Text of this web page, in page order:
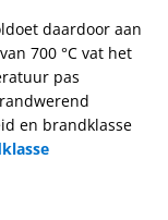
daardoor aan
700 °C vat het
pas
en brandklasse